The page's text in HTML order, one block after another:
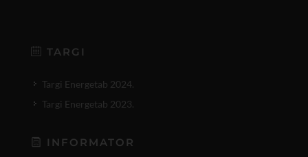
TARGI
Targi Energetab 2024.
Targi Energetab 2023.
INFORMATOR